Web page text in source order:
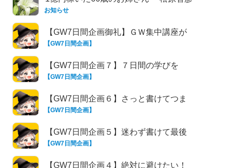
さんのメルマガ（2025/12/10発行
お知らせ
【GW7日間企画御礼】ＧＷ集中講座が
無事終了！（まとめリンク付き♪）
【GW7日間企画】
【GW7日間企画７】７日間の学びを
「成果」に変える！そのためにあなたが
【GW7日間企画】
【GW7日間企画６】さっと書けてつま
ずかない！「出だしの１文」切り出し方
【GW7日間企画】
【GW7日間企画５】迷わず書けて最後
まで読まれる！ホテル記事の基本構成と
【GW7日間企画】
【GW7日間企画４】絶対に避けたい！